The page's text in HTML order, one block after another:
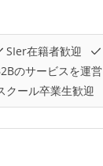
SIer在籍者歓迎
のサービスを運営
ール卒業生歓迎